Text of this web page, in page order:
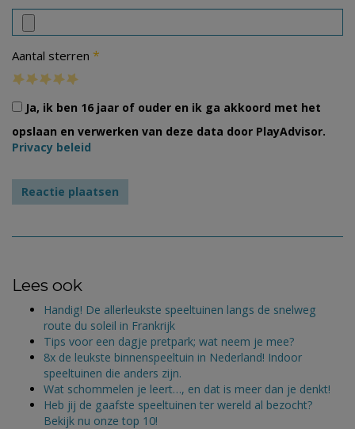
Aantal sterren *
Ja, ik ben 16 jaar of ouder en ik ga akkoord met het
opslaan en verwerken van deze data door PlayAdvisor.
Privacy beleid
Lees ook
Handig! De allerleukste speeltuinen langs de snelweg
route du soleil in Frankrijk
Tips voor een dagje pretpark; wat neem je mee?
8x de leukste binnenspeeltuin in Nederland! Indoor
speeltuinen die anders zijn.
Wat schommelen je leert…, en dat is meer dan je denkt!
Heb jij de gaafste speeltuinen ter wereld al bezocht?
Bekijk nu onze top 10!